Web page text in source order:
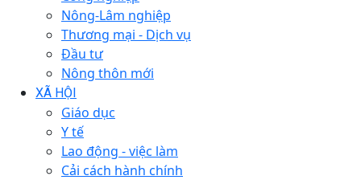
Nông-Lâm nghiệp
Thương mại - Dịch vụ
Đầu tư
Nông thôn mới
XÃ HỘI
Giáo dục
Y tế
Lao động - việc làm
Cải cách hành chính